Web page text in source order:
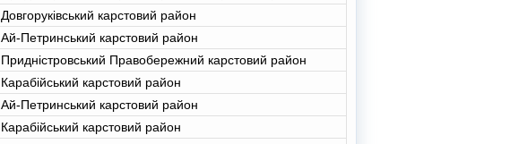
Довгоруківський карстовий район
Ай-Петринський карстовий район
Придністровський Правобережний карстовий район
Карабійський карстовий район
Ай-Петринський карстовий район
Карабійський карстовий район